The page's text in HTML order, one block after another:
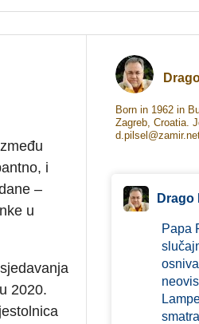
i
–
u
2020.
Born in 1962 in
Zagreb, Croatia.
Drago
Papa